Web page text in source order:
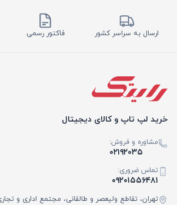
ارسال به سراسر کشور فاکتور رسمی
خرید لپ تاپ و کالای دیجیتال
مشاوره و فروش:
۰۲۱۹۲۰۳۵
تماس ضروری:
۰۹۲۰۱۵۵۶۴۸۱
تهران، تقاطع ولیعصر و طالقانی، مجتمع اداری و